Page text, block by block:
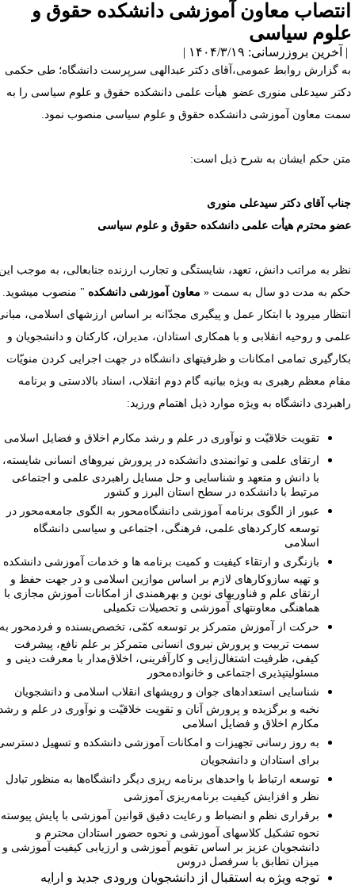
معاون آموزشی دانشکده حقوق و
سیاسی
بروزرسانی: ۱۴۰۴/۳/۱۹ |
گزارش روابط عمومی،آقای دکتر عبدالهی سرپرست دانشگاه؛ طی حکمی
سیدعلی منوری عضو هیأت علمی دانشکده حقوق و علوم سیاسی را به
معاون آموزشی دانشکده حقوق و علوم سیاسی منصوب نمود.
حکم ایشان به شرح ذیل است:
آقای دکتر سیدعلی منوری
محترم هیأت علمی دانشکده حقوق و علوم سیاسی
به مراتب دانش، تعهد، شایستگی و تجارب ارزنده جناب­عالی، به موجب این
به مدت دو سال به سمت «معاون آموزشی دانشکده" منصوب می­شوید.
می­رود با ابتکار عمل و پیگیری مجدّانه بر اساس ارزش­های اسلامی، مبانی
و روحیه انقلابی و با همکاری استادان، مدیران، کارکنان و دانشجویان و
تمامی امکانات و ظرفیت­های دانشگاه در جهت اجرایی کردن منویّات
معظم رهبری به ویژه بیانیه گام دوم انقلاب، اسناد بالادستی و برنامه
دانشگاه به ویژه موارد ذیل اهتمام ورزید:
تقویت خلاقیّت و نوآوری در علم و رشد مکارم اخلاق و فضایل اسلامی
ارتقای علمی و توانمندی دانشکده در پرورش نیرو­های انسانی شایسته،
با دانش و متعهد و شناسایی و حل مسایل راهبردی علمی و اجتماعی
مرتبط با دانشکده در سطح استان البرز و کشور
عبور از الگوی برنامه آموزشی دانشگاه‌محور به الگوی جامعه‌محور در
توسعه کارکردهای علمی، فرهنگی، اجتماعی و سیاسی دانشگاه
اسلامی
بازنگری و ارتقاء کیفیت و کمیت برنامه­ ها و خدمات آموزشی دانشکده
و تهیه سازوکارهای لازم بر اساس موازین اسلامی و در جهت حفظ و
ارتقای علم و فناوری­های نوین و بهره­مندی از امکانات آموزش مجازی با
هماهنگی معاونت­های آموزشی و تحصیلات تکمیلی
حرکت از آموزش متمرکز بر توسعه کمّی، تخصص‌بسنده و فردمحور به
سمت تربیت و پرورش نیروی انسانی متمرکز بر علم نافع، پیشرفت
کیفی، ظرفیت اشتغال‌زایی و کارآفرینی، اخلاق‌مدار با معرفت دینی و
مسئولیت­پذیری اجتماعی و خانواده‌محور
شناسایی استعدادهای جوان و رویش­های انقلاب اسلامی و دانشجویان
نخبه و برگزیده و پرورش آنان و تقویت خلاقیّت و نوآوری در علم و رشد
مکارم اخلاق و فضایل اسلامی
به روز رسانی تجهیزات و امکانات آموزشی دانشکده و تسهیل دسترسی
برای استادان و دانشجویان
توسعه ارتباط با واحدهای برنامه ­ریزی دیگر دانشگاه‌ها به منظور تبادل
نظر و افزایش کیفیت برنامه‌ریزی آموزشی
برقراری نظم و انضباط و رعایت دقیق قوانین آموزشی با پایش پیوسته
نحوه تشکیل کلاس­های آموزشی و نحوه حضور استادان محترم و
دانشجویان عزیز بر اساس تقویم آموزشی و ارزیابی کیفیت آموزشی و
میزان تطابق با سرفصل­ دروس
توجه ویژه به استقبال از دانشجویان ورودی جدید و ارایه